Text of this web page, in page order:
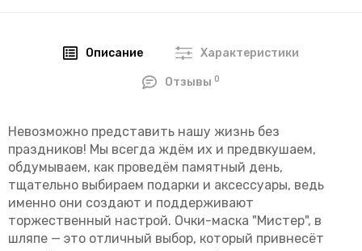
Описание Характеристики
Отзывы0
Невозможно представить нашу жизнь без
праздников! Мы всегда ждём их и предвкушаем,
обдумываем, как проведём памятный день,
тщательно выбираем подарки и аксессуары, ведь
именно они создают и поддерживают
торжественный настрой. Очки-маска "Мистер", в
шляпе — это отличный выбор, который привнесёт